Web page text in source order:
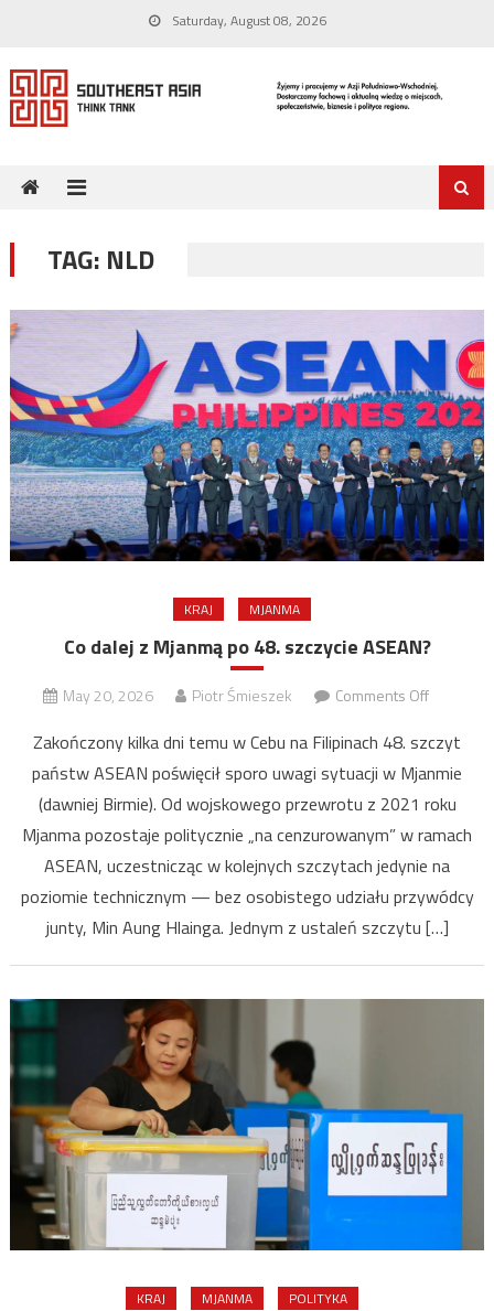
content
Saturday, August 08, 2026
TAG: NLD
KRAJ MJANMA
Co dalej z Mjanmą po 48. szczycie ASEAN?
May 20, 2026 Piotr Śmieszek Comments Offon
dalej
z
Mjanmą
po
48.
szczycie
ASEAN?
Zakończony kilka dni temu w Cebu na Filipinach 48. szczyt
państw ASEAN poświęcił sporo uwagi sytuacji w Mjanmie
(dawniej Birmie). Od wojskowego przewrotu z 2021 roku
Mjanma pozostaje politycznie „na cenzurowanym” w ramach
ASEAN, uczestnicząc w kolejnych szczytach jedynie na
poziomie technicznym — bez osobistego udziału przywódcy
junty, Min Aung Hlainga. Jednym z ustaleń szczytu […]
KRAJ MJANMA POLITYKA